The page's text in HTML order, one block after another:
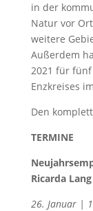
in der
Natur vor
weitere
Außerdem
2021 für
Enzkreises
Den
TERMINE
Ricarda Lang
26. Januar |